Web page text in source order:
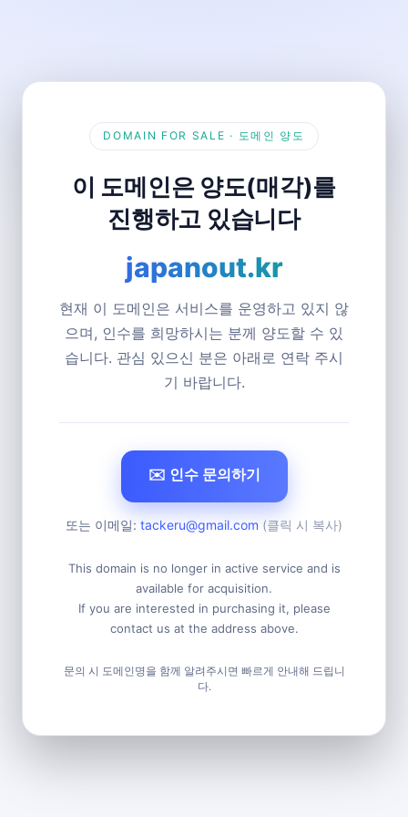
DOMAIN FOR SALE · 도메인 양도
이 도메인은 양도(매각)를
진행하고 있습니다
japanout.kr
현재 이 도메인은 서비스를 운영하고 있지 않
으며, 인수를 희망하시는 분께 양도할 수 있
습니다. 관심 있으신 분은 아래로 연락 주시
기 바랍니다.
✉️ 인수 문의하기
또는 이메일: tackeru@gmail.com (클릭 시 복사)
This domain is no longer in active service and is
available for acquisition.
If you are interested in purchasing it, please
contact us at the address above.
문의 시 도메인명을 함께 알려주시면 빠르게 안내해 드립니
다.